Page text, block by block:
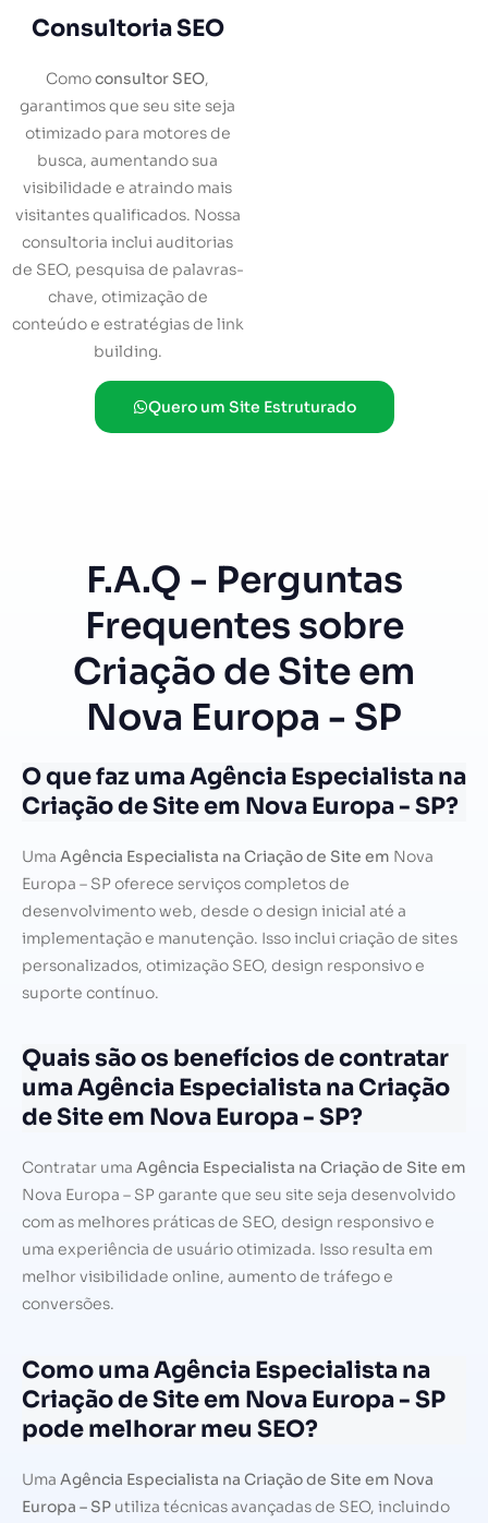
Consultoria SEO
Comoconsultor SEO,
garantimos que seu site seja
otimizado para motores de
busca, aumentando sua
visibilidade e atraindo mais
visitantes qualificados. Nossa
consultoria inclui auditorias
de SEO, pesquisa de palavras-
chave, otimização de
conteúdo e estratégias de link
building.
Quero um Site Estruturado
F.A.Q - Perguntas
Frequentes sobre
Criação de Site em
Nova Europa - SP
O que faz uma Agência Especialista na
Criação de Site em Nova Europa - SP?
Uma Agência Especialista na Criação de Site em Nova
Europa – SP oferece serviços completos de
desenvolvimento web, desde o design inicial até a
implementação e manutenção. Isso inclui criação de sites
personalizados, otimização SEO, design responsivo e
suporte contínuo.
Quais são os benefícios de contratar
uma Agência Especialista na Criação
de Site em Nova Europa - SP?
Contratar uma Agência Especialista na Criação de Site em
Nova Europa – SP garante que seu site seja desenvolvido
com as melhores práticas de SEO, design responsivo e
uma experiência de usuário otimizada. Isso resulta em
melhor visibilidade online, aumento de tráfego e
conversões.
Como uma Agência Especialista na
Criação de Site em Nova Europa - SP
pode melhorar meu SEO?
Uma Agência Especialista na Criação de Site em Nova
Europa – SP utiliza técnicas avançadas de SEO, incluindo